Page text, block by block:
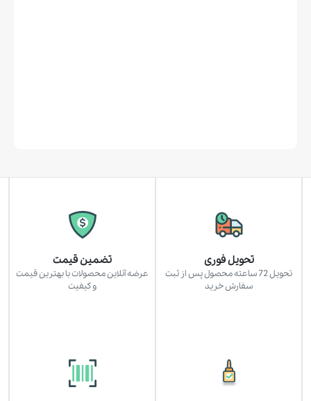
تحویل فوری
تحویل 72 ساعته محصول پس از ثبت
سفارش خرید
تضمین قیمت
عرضه آنلاین محصولات با بهترین قیمت
و کیفیت